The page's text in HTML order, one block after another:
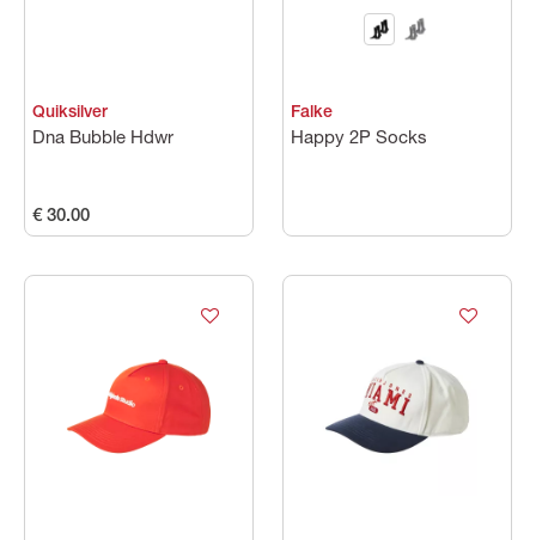
Quiksilver
Dna Bubble Hdwr
€ 30.00
Falke
Happy 2P Socks